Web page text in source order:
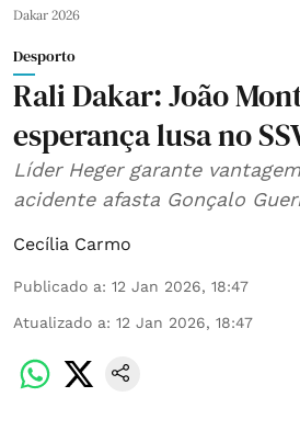
Dakar 2026
Desporto
Rali Dakar: João
esperança lusa no
Líder Heger garante
acidente afasta Gonçalo
Cecília Carmo
Publicado a: 12 Jan 2026, 18:47
Atualizado a: 12 Jan 2026, 18:47